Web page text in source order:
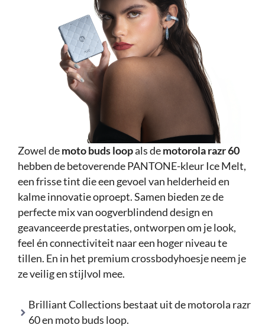
Zowel demoto buds loopals demotorola razr 60
hebben de betoverende PANTONE-kleur Ice Melt,
een frisse tint die een gevoel van helderheid en
kalme innovatie oproept. Samen bieden ze de
perfecte mix van oogverblindend design en
geavanceerde prestaties, ontworpen om je look,
feel én connectiviteit naar een hoger niveau te
tillen. En in het premium crossbodyhoesje neem je
ze veilig en stijlvol mee.
Brilliant Collections bestaat uit de motorola razr
60 en moto buds loop.